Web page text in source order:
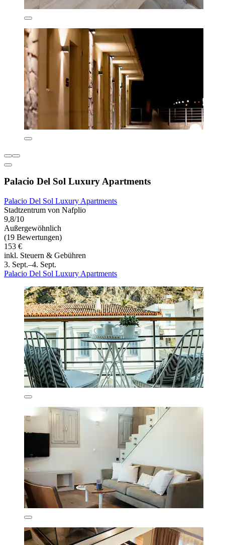
Palacio Del Sol Luxury Apartments
Palacio Del Sol Luxury Apartments
Stadtzentrum von Nafplio
9,8/10
Außergewöhnlich
(19 Bewertungen)
153 €
inkl. Steuern & Gebühren
3. Sept.–4. Sept.
Palacio Del Sol Luxury Apartments